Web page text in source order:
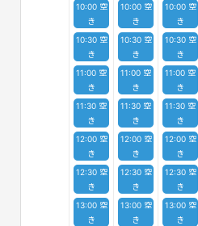
10:00 空
き
10:30 空
き
11:00 空
き
11:30 空
き
12:00 空
き
12:30 空
き
13:00 空
き
10:00 空
き
10:30 空
き
11:00 空
き
11:30 空
き
12:00 空
き
12:30 空
き
13:00 空
き
10:00 空
き
10:30 空
き
11:00 空
き
11:30 空
き
12:00 空
き
12:30 空
き
13:00 空
き